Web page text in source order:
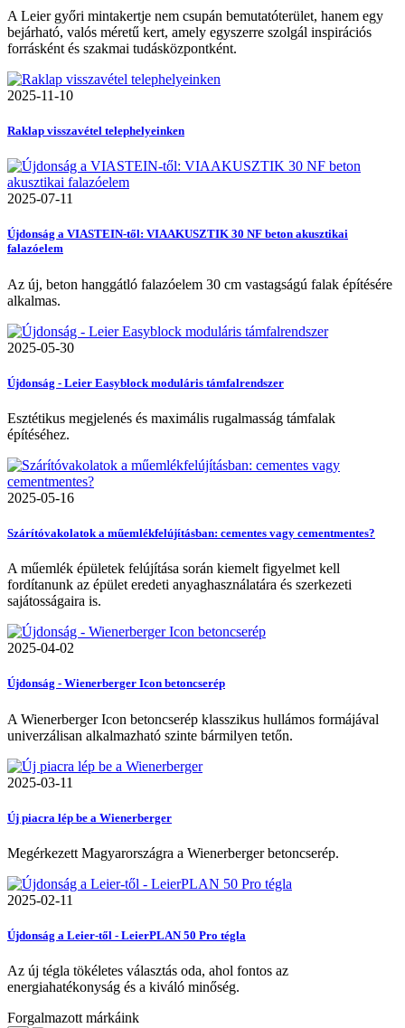
A Leier győri mintakertje nem csupán bemutatóterület, hanem egy
bejárható, valós méretű kert, amely egyszerre szolgál inspirációs
forrásként és szakmai tudásközpontként.
2025-11-10
Raklap visszavétel telephelyeinken
2025-07-11
Újdonság a VIASTEIN-től: VIAAKUSZTIK 30 NF beton akusztikai
falazóelem
Az új, beton hanggátló falazóelem 30 cm vastagságú falak építésére
alkalmas.
2025-05-30
Újdonság - Leier Easyblock moduláris támfalrendszer
Esztétikus megjelenés és maximális rugalmasság támfalak
építéséhez.
2025-05-16
Szárítóvakolatok a műemlékfelújításban: cementes vagy cementmentes?
A műemlék épületek felújítása során kiemelt figyelmet kell
fordítanunk az épület eredeti anyaghasználatára és szerkezeti
sajátosságaira is.
2025-04-02
Újdonság - Wienerberger Icon betoncserép
A Wienerberger Icon betoncserép klasszikus hullámos formájával
univerzálisan alkalmazható szinte bármilyen tetőn.
2025-03-11
Új piacra lép be a Wienerberger
Megérkezett Magyarországra a Wienerberger betoncserép.
2025-02-11
Újdonság a Leier-től - LeierPLAN 50 Pro tégla
Az új tégla tökéletes választás oda, ahol fontos az
energiahatékonyság és a kiváló minőség.
Forgalmazott márkáink